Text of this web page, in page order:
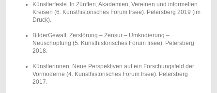
Künstlerfeste. In Zünften, Akademien, Vereinen und informellen
Kreisen (6. Kunsthistorisches Forum Irsee). Petersberg 2019 (im
Druck).
BilderGewalt. Zerstörung – Zensur – Umkodierung –
Neuschöpfung (5. Kunsthistorisches Forum Irsee). Petersberg
2018.
Künstlerinnen. Neue Perspektiven auf ein Forschungsfeld der
Vormoderne (4. Kunsthistorisches Forum Irsee). Petersberg
2017.